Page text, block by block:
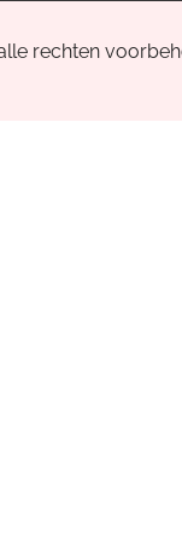
rechten